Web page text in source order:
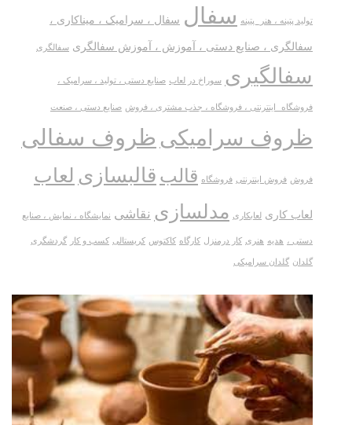
تولید پتینه ، هنر_پتینه سفال سفال ، سرامیک ، میناکاری ،
سفالگری ، صنایع دستی ، آموزش ، آموزش سفالگری سفالگری
سفالگیری سوراخ در لعاب صنایع دستی ، تولید ، سرامیک ،
فروشگاه_اینترنتی ، فروشگاه ، جذب مشتری ، فروش صنایع دستی ، صنعت
ظروف سرامیکی ظروف سفالی
فروش فروش اینترنتی فروشگاه قالب قالبسازی لعاب
لعاب کاری لعابکاری مدلسازی نقاشی نمایشگاه ، نمایش ، صنایع
دستی ، هدیه هنری کار درمنزل کارگاه کاکتوس کریستالی کسب و کار گردشگری
گلدان گلدان سرامیکی